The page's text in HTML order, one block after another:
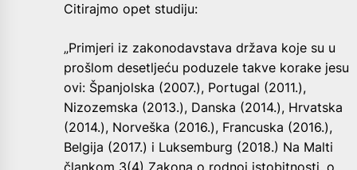
Citirajmo opet studiju:
„Primjeri iz zakonodavstava država koje su u
prošlom desetljeću poduzele takve korake jesu
ovi: Španjolska (2007.), Portugal (2011.),
Nizozemska (2013.), Danska (2014.), Hrvatska
(2014.), Norveška (2016.), Francuska (2016.),
Belgija (2017.) i Luksemburg (2018.) Na Malti